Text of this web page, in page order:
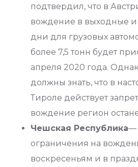
подтвердил, что в
вождение в выходные
дни для грузовых
более 7,5 тонн будет
апреля 2020 года.
должны знать, что в
Тироле действует
вождение регион
Чешская Республика—
ограничения на
воскресеньям и в